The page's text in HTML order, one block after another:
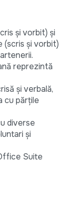
și vorbit) și
(scris și vorbit)
reprezintă
și verbală,
cu părțile
diverse
și
Suite